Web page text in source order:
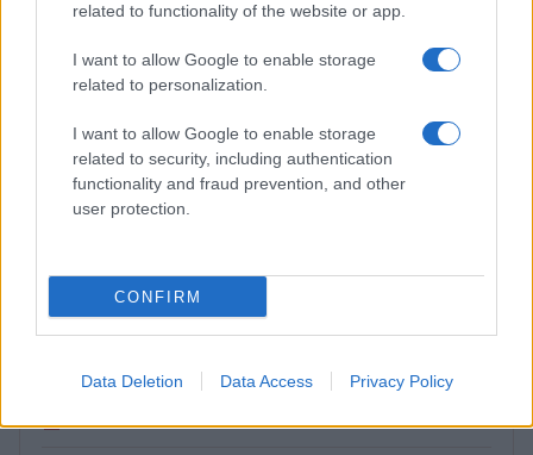
related to functionality of the website or app.
I want to allow Google to enable storage
related to personalization.
I want to allow Google to enable storage
related to security, including authentication
functionality and fraud prevention, and other
user protection.
CONFIRM
Data Deletion Data Access Privacy Policy
Allenamento in spiaggia: sequenze a corpo libero
efficaci
Cristian Castiglioni · 8 Ago 2026
PIÙ LETTI
2